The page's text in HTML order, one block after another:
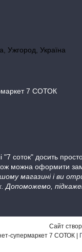
Ужгород, Україна
7 СОТОК
соток" досить
можна оформити
магазині і ви
Допоможемо,
Сайт